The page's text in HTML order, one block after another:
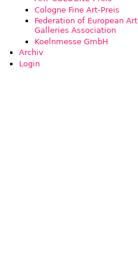
Cologne Fine Art-Preis
Federation of European Art
Galleries Association
Koelnmesse GmbH
Archiv
Login